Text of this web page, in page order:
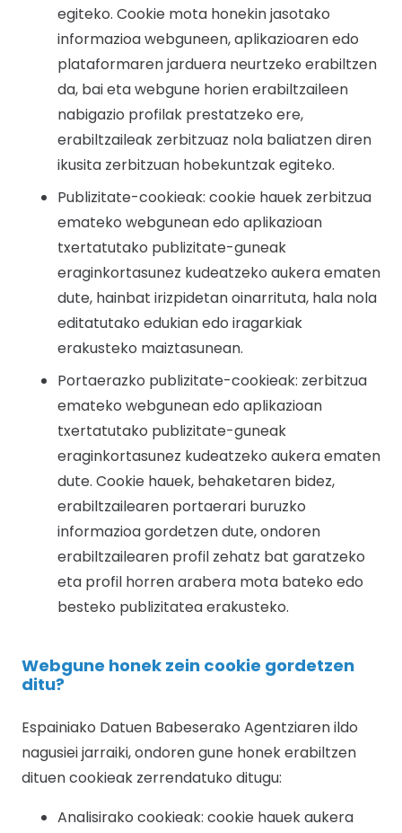
egiteko. Cookie mota honekin jasotako
informazioa webguneen, aplikazioaren edo
plataformaren jarduera neurtzeko erabiltzen
da, bai eta webgune horien erabiltzaileen
nabigazio profilak prestatzeko ere,
erabiltzaileak zerbitzuaz nola baliatzen diren
ikusita zerbitzuan hobekuntzak egiteko.
Publizitate-cookieak: cookie hauek zerbitzua
emateko webgunean edo aplikazioan
txertatutako publizitate-guneak
eraginkortasunez kudeatzeko aukera ematen
dute, hainbat irizpidetan oinarrituta, hala nola
editatutako edukian edo iragarkiak
erakusteko maiztasunean.
Portaerazko publizitate-cookieak: zerbitzua
emateko webgunean edo aplikazioan
txertatutako publizitate-guneak
eraginkortasunez kudeatzeko aukera ematen
dute. Cookie hauek, behaketaren bidez,
erabiltzailearen portaerari buruzko
informazioa gordetzen dute, ondoren
erabiltzailearen profil zehatz bat garatzeko
eta profil horren arabera mota bateko edo
besteko publizitatea erakusteko.
Webgune honek zein cookie gordetzen
ditu?
Espainiako Datuen Babeserako Agentziaren ildo
nagusiei jarraiki, ondoren gune honek erabiltzen
dituen cookieak zerrendatuko ditugu:
Analisirako cookieak: cookie hauek aukera